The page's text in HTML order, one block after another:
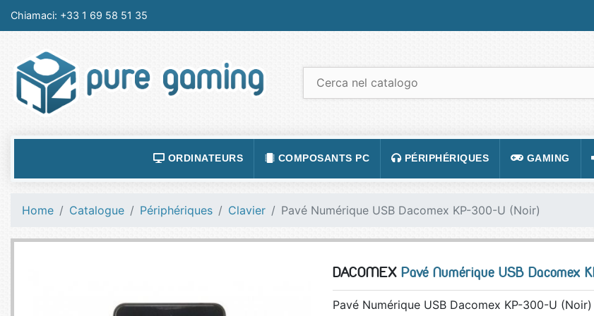
Chiamaci: +33 1 69 58 51 35
ORDINATEURS
ACCESSOIRES ORDINATEURS PORTABLES
TABLETTES
COMPOSANTS PC
ALIMENTATION
CARTE MÈRE
CARTE SON
PÉRIPHÉRIQUES
CLAVIER
TAPIS DE SOURIS
ÉCRAN
GAMING
CONSOLE
FIGURINES
LUNETTES
Home Catalogue Périphériques Clavier Pavé Numérique USB Dacomex KP-300-U (Noir)
DACOMEX Pavé Numérique USB Dacomex
Pavé Numérique USB Dacomex KP-300-U (Noir)